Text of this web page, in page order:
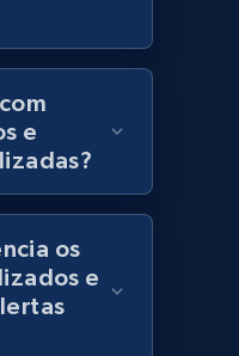
name, Price,
Description, and
Comece agora
price,
e
os
e